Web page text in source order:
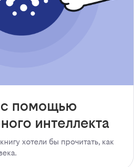
с помощью
интеллекта
хотели бы прочитать, как